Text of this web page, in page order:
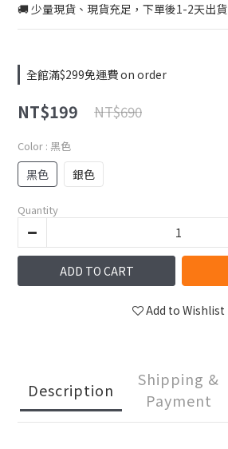
🚚 少量現貨、現貨充足，下單後1-2天出貨
全館滿$299免運費 on order
NT$199 NT$690
Color : 黑色
黑色 銀色
Quantity
ADD TO CART
Add to Wishlist
Description
Shipping &
Payment